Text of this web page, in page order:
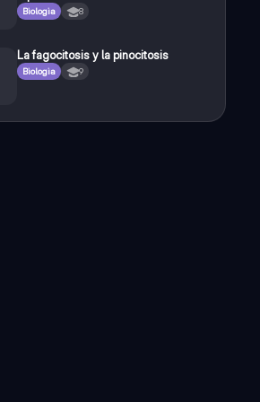
Biologia 8
La fagocitosis y la pinocitosis
Biologia 9